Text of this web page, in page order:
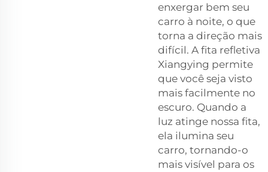
enxergar bem seu
carro à noite, o que
torna a direção mais
difícil. A fita refletiva
Xiangying permite
que você seja visto
mais facilmente no
escuro. Quando a
luz atinge nossa fita,
ela ilumina seu
carro, tornando-o
mais visível para os